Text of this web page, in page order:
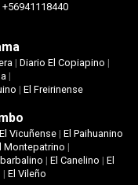
| Diario El Copiapino |
|
| El Freirinense
El Vicuñense| El Paihuanino
Montepatrino |
|El Canelino |El
| El Vileño